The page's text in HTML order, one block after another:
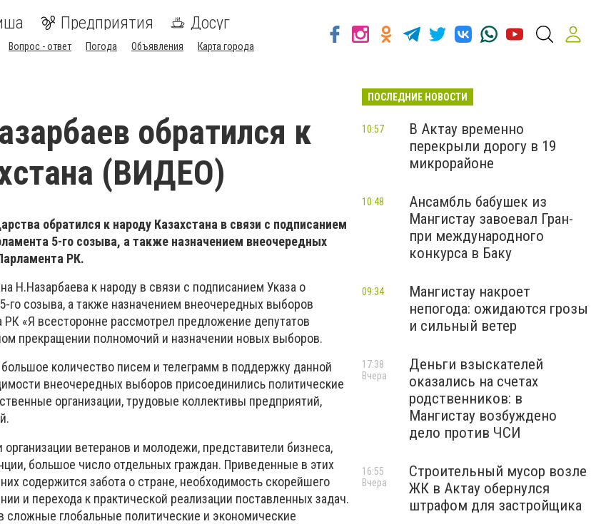
Предприятия Досуг
Вопрос - ответ Погода Объявления Карта города
обратился к
(ВИДЕО)
обратился к народу Казахстана в связи с подписанием
5-го созыва, а также назначением внеочередных
РК.
Н.Назарбаева к народу в связи с подписанием Указа о
го созыва, а также назначением внеочередных выборов
«Я всесторонне рассмотрел предложение депутатов
прекращении полномочий и назначении новых выборов.
количество писем и телеграмм в поддержку данной
внеочередных выборов присоединились политические
организации, трудовые коллективы предприятий,
ветеранов и молодежи, представители бизнеса,
большое число отдельных граждан. Приведенные в этих
содержится забота о стране, необходимость скорейшего
и перехода к практической реализации поставленных задач.
сложные глобальные политические и экономические
ПОСЛЕДНИЕ НОВОСТИ
В Актау временно
перекрыли дорогу в 19
микрорайоне
10:57
Ансамбль бабушек из
Мангистау завоевал Гран-
при международного
конкурса в Баку
10:48
Мангистау накроет
непогода: ожидаются грозы
и сильный ветер
09:34
Деньги взыскателей
оказались на счетах
родственников: в
Мангистау возбуждено
дело против ЧСИ
17:38
Вчера
Строительный мусор возле
ЖК в Актау обернулся
штрафом для застройщика
16:55
Вчера